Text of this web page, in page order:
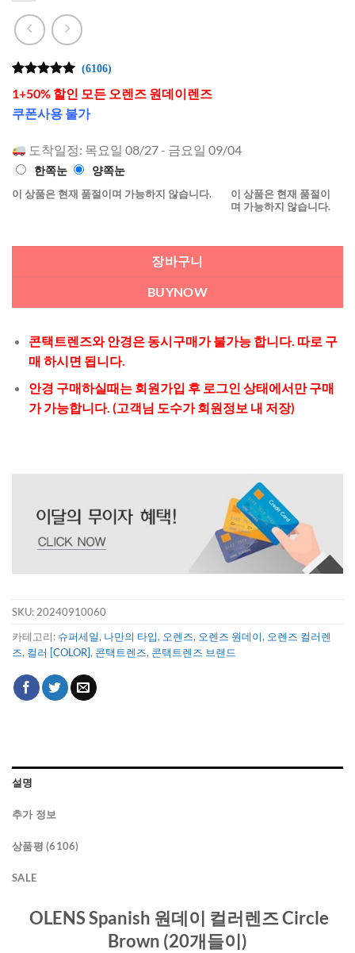
4.99개의
고객 평가
를 기준으
로 5점 만
6106
로 평가됨
(6106)
1+50% 할인 모든 오렌즈 원데이렌즈
쿠폰사용 불가
도착일정: 목요일 08/27 - 금요일 09/04
한쪽눈 양쪽눈
이 상품은 현재 품절이며 가능하지 않습니다.
이 상품은 현재 품절이
며 가능하지 않습니다.
장바구니
BUYNOW
콘택트렌즈와 안경은 동시구매가 불가능 합니다. 따로 구
매 하시면 됩니다.
안경 구매하실때는 회원가입 후 로그인 상태에서만 구매
가 가능합니다. (고객님 도수가 회원정보 내 저장)
SKU: 20240910060
카테고리: 슈퍼세일, 나만의 타입, 오렌즈, 오렌즈 원데이, 오렌즈 컬러렌
즈, 컬러 [COLOR], 콘택트렌즈, 콘택트렌즈 브랜드
설명
추가 정보
상품평 (6106)
SALE
OLENS Spanish 원데이 컬러렌즈 Circle
Brown (20개들이)